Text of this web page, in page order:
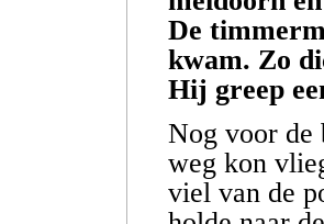
De
kwam. Zo
Hij greep
Nog voor de
weg kon
viel van de